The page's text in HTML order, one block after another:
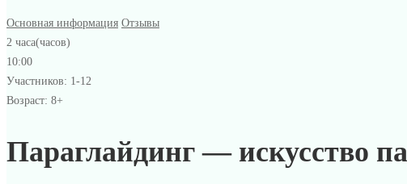
Основная информация Отзывы
2 часа(часов)
10:00
Участников: 1-12
Возраст: 8+
Параглайдинг — искусство